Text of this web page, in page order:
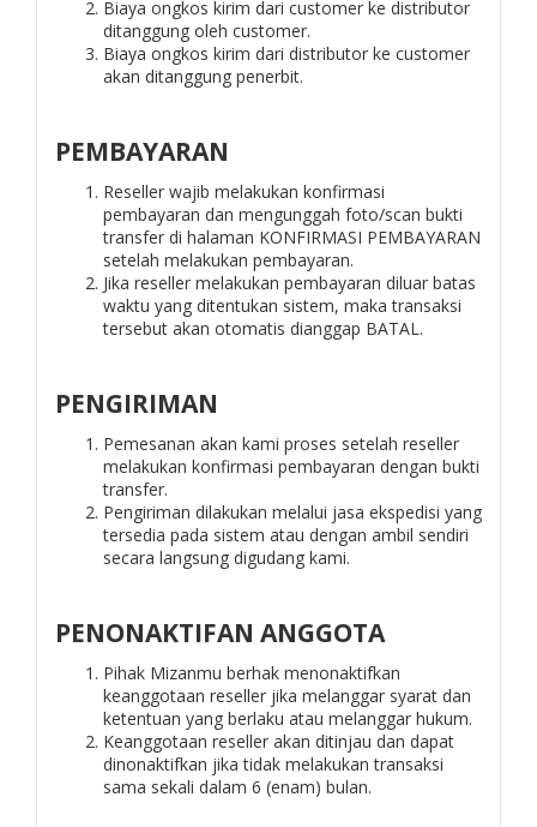
Biaya ongkos kirim dari customer ke distributor
ditanggung oleh customer.
Biaya ongkos kirim dari distributor ke customer
akan ditanggung penerbit.
PEMBAYARAN
Reseller wajib melakukan konfirmasi
pembayaran dan mengunggah foto/scan bukti
transfer di halaman KONFIRMASI PEMBAYARAN
setelah melakukan pembayaran.
Jika reseller melakukan pembayaran diluar batas
waktu yang ditentukan sistem, maka transaksi
tersebut akan otomatis dianggap BATAL.
PENGIRIMAN
Pemesanan akan kami proses setelah reseller
melakukan konfirmasi pembayaran dengan bukti
transfer.
Pengiriman dilakukan melalui jasa ekspedisi yang
tersedia pada sistem atau dengan ambil sendiri
secara langsung digudang kami.
PENONAKTIFAN ANGGOTA
Pihak Mizanmu berhak menonaktifkan
keanggotaan reseller jika melanggar syarat dan
ketentuan yang berlaku atau melanggar hukum.
Keanggotaan reseller akan ditinjau dan dapat
dinonaktifkan jika tidak melakukan transaksi
sama sekali dalam 6 (enam) bulan.